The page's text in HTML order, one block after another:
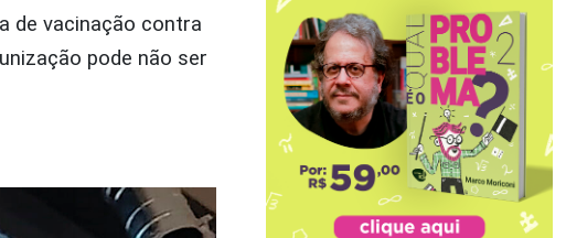
de vacinação contra
pode não ser